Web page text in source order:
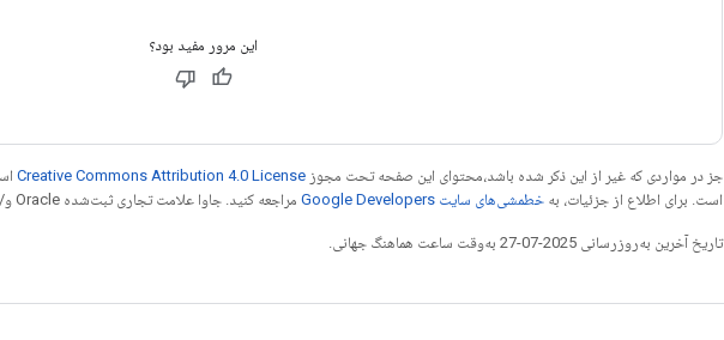
این مرور مفید بود؟
جز در مواردی که غیر از این ذکر شده باشد،‌محتوای این صفحه تحت مجوز Creative Commons Attribution 4.0 License
است. برای اطلاع از جزئیات، به خطمشی‌های سایت Google Developers‏ مراجعه کنید. جاوا علامت تجاری ثبت‌شده Oracle و/یا شرکت‌های وابسته به آن است.
تاریخ آخرین به‌روزرسانی 2025-07-27 به‌وقت ساعت هماهنگ جهانی.